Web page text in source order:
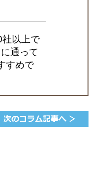
以上で
通って
すめで